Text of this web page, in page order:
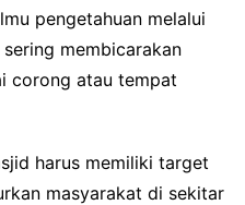
pengetahuan melalui
membicarakan
corong atau tempat
harus memiliki target
masyarakat di sekitar